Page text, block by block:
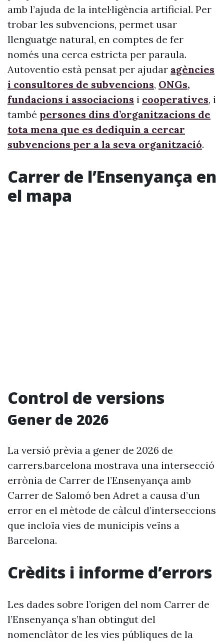
amb l’ajuda de la intel·ligència artificial. Per
trobar les subvencions, permet usar
llenguatge natural, en comptes de fer
només una cerca estricta per paraula.
Autoventio està pensat per ajudar agències
i consultores de subvencions, ONGs,
fundacions i associacions i cooperatives, i
també persones dins d’organitzacions de
tota mena que es dediquin a cercar
subvencions per a la seva organització.
Carrer de l’Ensenyança en
el mapa
Control de versions
Gener de 2026
La versió prèvia a gener de 2026 de
carrers.barcelona mostrava una intersecció
errònia de Carrer de l’Ensenyança amb
Carrer de Salomó ben Adret a causa d’un
error en el mètode de càlcul d’interseccions
que incloïa vies de municipis veïns a
Barcelona.
Crèdits i informe d’errors
Les dades sobre l’origen del nom Carrer de
l’Ensenyança s’han obtingut del
nomenclàtor de les vies públiques de la